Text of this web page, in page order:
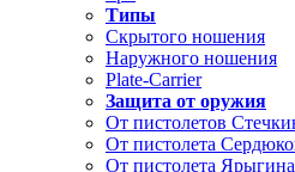
Типы
Скрытого ношения
Наружного ношения
Plate-Carrier
Защита от оружия
От пистолетов
От пистолета
От пистолета